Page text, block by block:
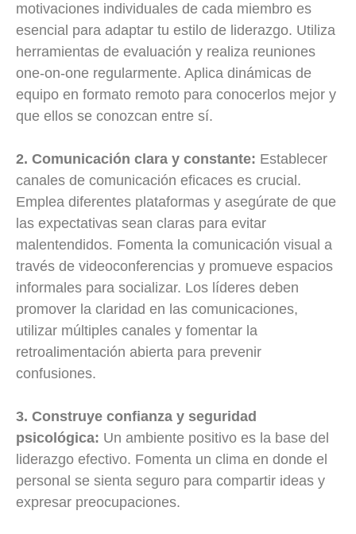
motivaciones individuales de cada miembro es
esencial para adaptar tu estilo de liderazgo. Utiliza
herramientas de evaluación y realiza reuniones
one-on-one regularmente. Aplica dinámicas de
equipo en formato remoto para conocerlos mejor y
que ellos se conozcan entre sí.
2. Comunicación clara y constante: Establecer
canales de comunicación eficaces es crucial.
Emplea diferentes plataformas y asegúrate de que
las expectativas sean claras para evitar
malentendidos. Fomenta la comunicación visual a
través de videoconferencias y promueve espacios
informales para socializar. Los líderes deben
promover la claridad en las comunicaciones,
utilizar múltiples canales y fomentar la
retroalimentación abierta para prevenir
confusiones.
3. Construye confianza y seguridad
psicológica: Un ambiente positivo es la base del
liderazgo efectivo. Fomenta un clima en donde el
personal se sienta seguro para compartir ideas y
expresar preocupaciones.